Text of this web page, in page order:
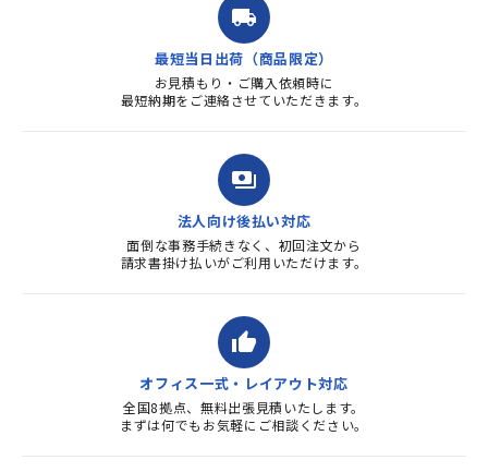
質・使いやすさで満足していま
す。また、リピートするときは
よろしくお...
local_shipping
最短当日出荷（商品限定）
お見積もり・ご購入依頼時に
最短納期をご連絡させていただきます。
payments
法人向け後払い対応
面倒な事務手続きなく、初回注文から
請求書掛け払いがご利用いただけます。
thumb_up
オフィス一式・レイアウト対応
全国8拠点、無料出張見積いたします。
まずは何でもお気軽にご相談ください。